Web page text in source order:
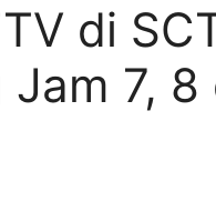
di
Jam 7,